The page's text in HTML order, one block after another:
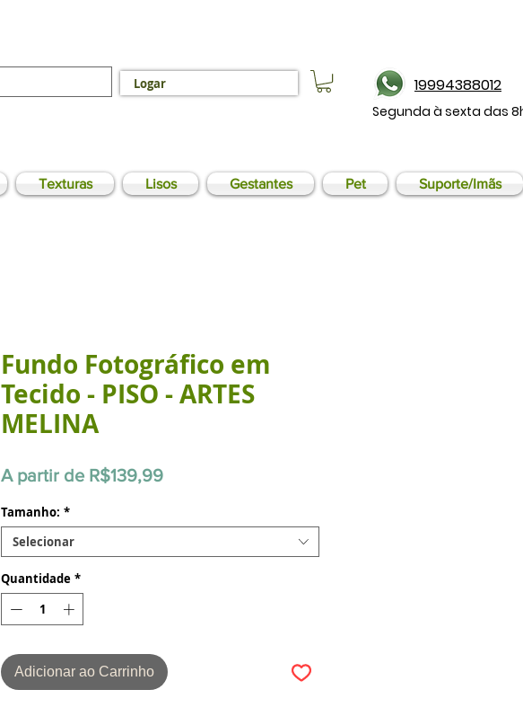
Logar 19994388012
Segunda à sexta das
Texturas Lisos Gestantes Pet Suporte/Imãs
Fundo Fotográfico em
Tecido - PISO - ARTES
MELINA
A partir de R$139,99Preço
Tamanho: *
Selecionar
Quantidade *
Adicionar ao Carrinho